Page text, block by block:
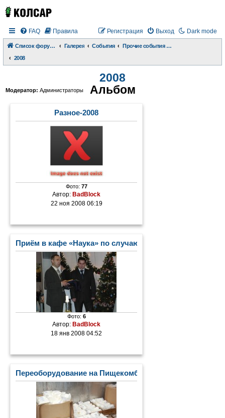
Dark mode
FAQ Правила Выход
Регистрация
Список форумов Галерея События
Прочие события и происшествия
2008
2008
Модератор: Администраторы Альбом
Разное-2008
Фото: 77
Автор:BadBlock
22 ноя 2008 06:19
Приём в кафе «Наука» по случаю Дня Российской
Фото: 6
Автор:BadBlock
18 янв 2008 04:52
Переоборудование на Пищекомбинате